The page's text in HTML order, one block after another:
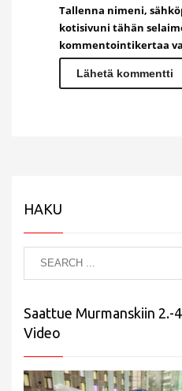
Tallenna nimeni,
kotisivuni tähän
kommentointikertaa
HAKU
Saattue Murmanskiin 2.-
Video